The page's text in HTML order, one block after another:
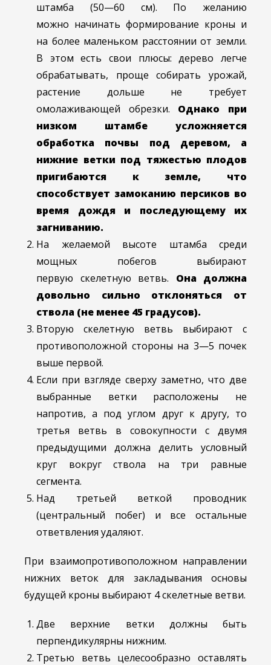
штамба (50—60 см).
По желанию
можно начинать формирование кроны и
на более маленьком расстоянии от земли.
В этом есть свои плюсы: дерево легче
обрабатывать, проще собирать урожай,
растение дольше не требует
омолаживающей обрезки. Однако при
низком штамбе усложняется
обработка почвы под деревом, а
нижние ветки под тяжестью плодов
пригибаются к земле, что
способствует замоканию персиков во
время дождя и последующему их
загниванию.
На желаемой высоте штамба среди
мощных побегов выбирают
первую скелетную ветвь. Она должна
довольно сильно отклоняться от
ствола (не менее 45 градусов).
Вторую скелетную ветвь выбирают с
противоположной стороны на 3—5 почек
выше первой.
Если при взгляде сверху заметно, что две
выбранные ветки расположены не
напротив, а под углом друг к другу, то
третья ветвь в совокупности с двумя
предыдущими должна делить условный
круг вокруг ствола на три равные
сегмента.
Над третьей веткой проводник
(центральный побег) и все остальные
ответвления удаляют.
При взаимопротивоположном направлении
нижних веток для закладывания основы
будущей кроны выбирают 4 скелетные ветви.
Две верхние ветки должны быть
перпендикулярны нижним.
Третью ветвь целесообразно оставлять